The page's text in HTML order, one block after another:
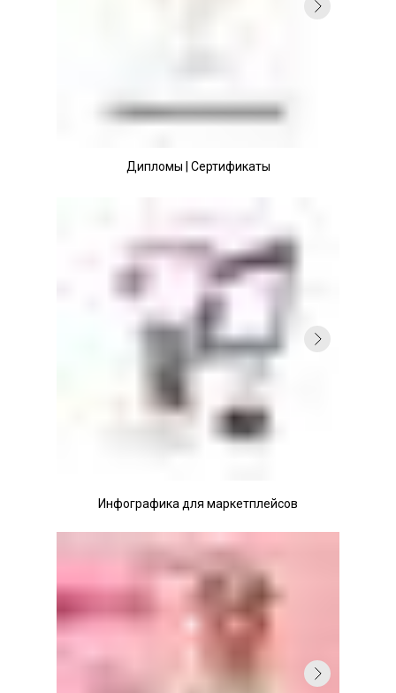
Дипломы | Сертификаты
Инфографика для маркетплейсов